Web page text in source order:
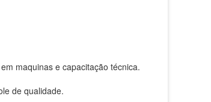
maquinas e capacitação técnica.
de qualidade.